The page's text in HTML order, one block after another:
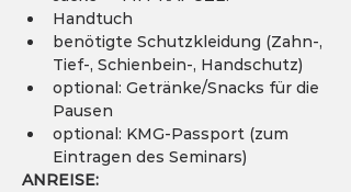
Handtuch
benötigte Schutzkleidung (Zahn-,
Tief-, Schienbein-, Handschutz)
optional: Getränke/Snacks für die
Pausen
optional: KMG-Passport (zum
Eintragen des Seminars)
ANREISE: